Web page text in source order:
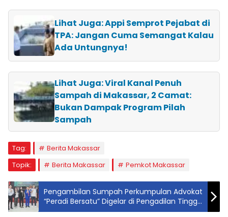
Lihat Juga: Appi Semprot Pejabat di
TPA: Jangan Cuma Semangat Kalau
Ada Untungnya!
Lihat Juga: Viral Kanal Penuh
Sampah di Makassar, 2 Camat:
Bukan Dampak Program Pilah
Sampah
Tag:
Berita Makassar
Topik:
Berita Makassar Pemkot Makassar
Pengambilan Sumpah Perkumpulan Advokat
“Peradi Bersatu” Digelar di Pengadilan Tinggi
Denpasar